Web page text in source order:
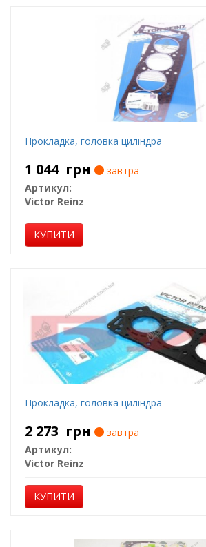
Прокладка, головка циліндра
1 044 грн
завтра
Артикул:
Victor Reinz
КУПИТИ
Прокладка, головка циліндра
2 273 грн
завтра
Артикул:
Victor Reinz
КУПИТИ